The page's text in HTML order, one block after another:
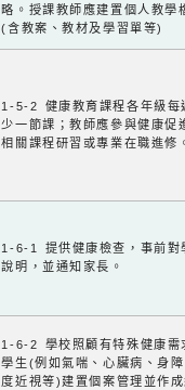
略。授課教師應建置個人教學
(含教案、教材及學習單等)
1-5-2 健康教育課程各年級每
少一節課；教師應參與健康促
相關課程研習或專業在職進修
1-6-1 提供健康檢查，事前對
說明，並通知家長。
1-6-2 學校照顧有特殊健康需
學生(例如氣喘、心臟病、身
度近視等)建置個案管理並作